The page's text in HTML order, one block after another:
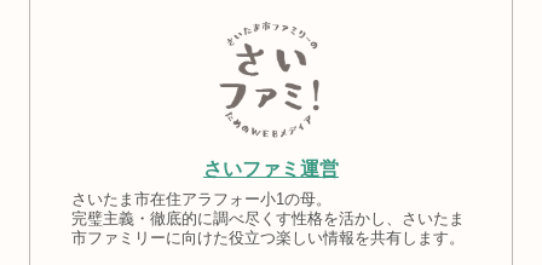
さいファミ運営
さいたま市在住アラフォー小1の母。
完璧主義・徹底的に調べ尽くす性格を活かし、さいたま
市ファミリーに向けた役立つ楽しい情報を共有します。